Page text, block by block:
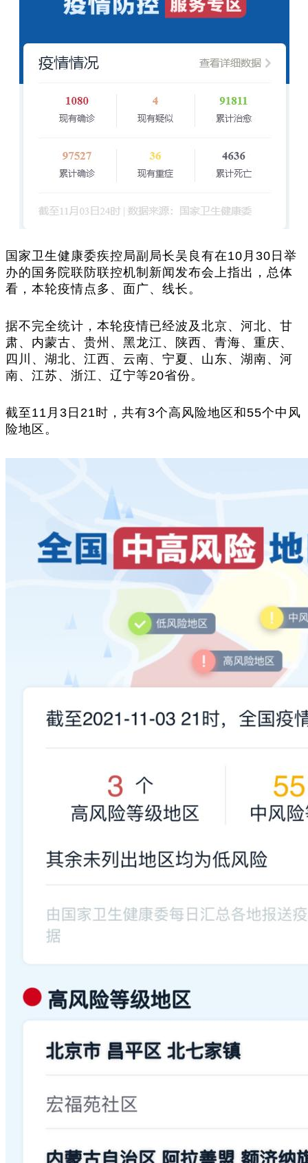
国家卫生健康委疾控局副局长吴良有在10月30日举
办的国务院联防联控机制新闻发布会上指出，总体
看，本轮疫情点多、面广、线长。
据不完全统计，本轮疫情已经波及北京、河北、甘
肃、内蒙古、贵州、黑龙江、陕西、青海、重庆、
四川、湖北、江西、云南、宁夏、山东、湖南、河
南、江苏、浙江、辽宁等20省份。
截至11月3日21时，共有3个高风险地区和55个中风
险地区。